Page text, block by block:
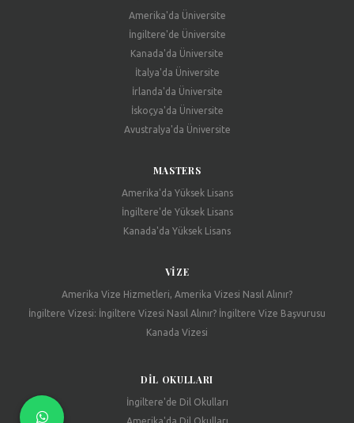
Amerika'da Üniversite
İngiltere'de Üniversite
Kanada'da Üniversite
İtalya'da Üniversite
İrlanda'da Üniversite
İskoçya'da Üniversite
Avustralya'da Üniversite
MASTERS
Amerika'da Yüksek Lisans
İngiltere'de Yüksek Lisans
Kanada'da Yüksek Lisans
VIZE
Amerika Vize Hizmetleri, Amerika Vizesi Nasıl Alınır?
İngiltere Vizesi: İngiltere Vizesi Nasıl Alınır? İngiltere Vize Başvurusu
Kanada Vizesi
DIL OKULLARI
İngiltere'de Dil Okulları